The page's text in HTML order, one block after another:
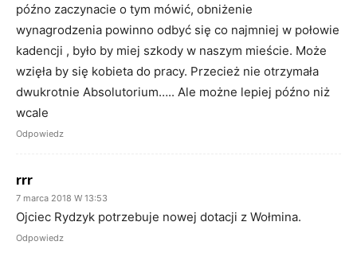
późno zaczynacie o tym mówić, obniżenie
wynagrodzenia powinno odbyć się co najmniej w połowie
kadencji , było by miej szkody w naszym mieście. Może
wzięła by się kobieta do pracy. Przecież nie otrzymała
dwukrotnie Absolutorium….. Ale możne lepiej późno niż
wcale
Odpowiedz
rrr
7 marca 2018 W 13:53
Ojciec Rydzyk potrzebuje nowej dotacji z Wołmina.
Odpowiedz